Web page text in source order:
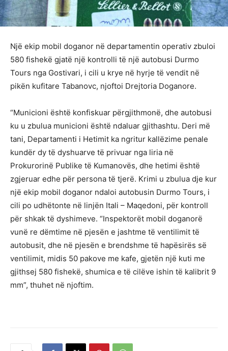
Një ekip mobil doganor në departamentin operativ zbuloi
580 fishekë gjatë një kontrolli të një autobusi Durmo
Tours nga Gostivari, i cili u krye në hyrje të vendit në
pikën kufitare Tabanovc, njoftoi Drejtoria Doganore.
“Municioni është konfiskuar përgjithmonë, dhe autobusi
ku u zbulua municioni është ndaluar gjithashtu. Deri më
tani, Departamenti i Hetimit ka ngritur kallëzime penale
kundër dy të dyshuarve të privuar nga liria në
Prokurorinë Publike të Kumanovës, dhe hetimi është
zgjeruar edhe për persona të tjerë. Krimi u zbulua dje kur
një ekip mobil doganor ndaloi autobusin Durmo Tours, i
cili po udhëtonte në linjën Itali – Maqedoni, për kontroll
për shkak të dyshimeve. “Inspektorët mobil doganorë
vunë re dëmtime në pjesën e jashtme të ventilimit të
autobusit, dhe në pjesën e brendshme të hapësirës së
ventilimit, midis 50 pakove me kafe, gjetën një kuti me
gjithsej 580 fishekë, shumica e të cilëve ishin të kalibrit 9
mm”, thuhet në njoftim.